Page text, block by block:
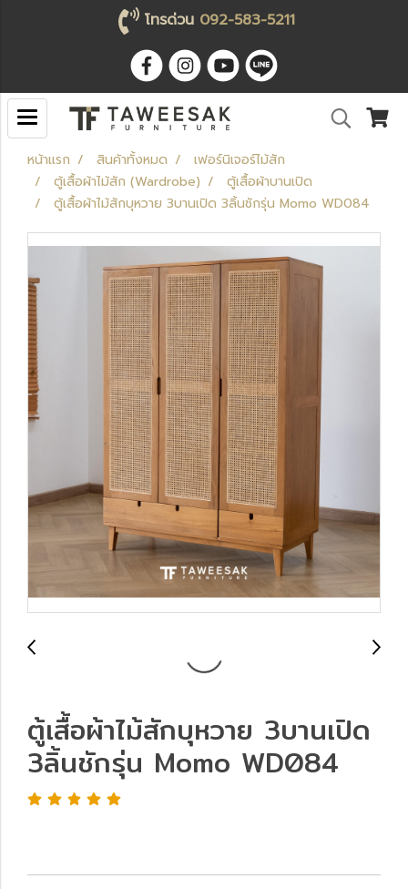
โทรด่วน 092-583-5211
หน้าแรก สินค้าทั้งหมด
เฟอร์นิเจอร์ไม้สัก
ตู้เสื้อผ้าไม้สัก (Wardrobe)
ตู้เสื้อผ้าบานเปิด
ตู้เสื้อผ้าไม้สักบุหวาย 3บานเปิด 3ลิ้นชักรุ่น Momo WD084
ตู้เสื้อผ้าไม้สักบุหวาย 3บานเปิด
3ลิ้นชักรุ่น Momo WD084